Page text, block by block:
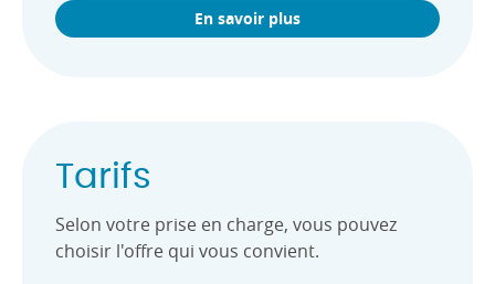
En savoir plus
Tarifs
Selon votre prise en charge, vous pouvez
choisir l'offre qui vous convient.